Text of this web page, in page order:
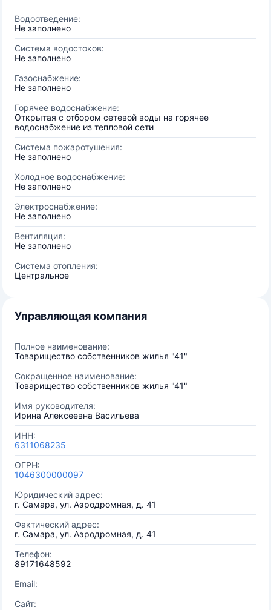
Водоотведение:
Не заполнено
Система водостоков:
Не заполнено
Газоснабжение:
Не заполнено
Горячее водоснабжение:
Открытая с отбором сетевой воды на горячее
водоснабжение из тепловой сети
Система пожаротушения:
Не заполнено
Холодное водоснабжение:
Не заполнено
Электроснабжение:
Не заполнено
Вентиляция:
Не заполнено
Система отопления:
Центральное
Управляющая компания
Полное наименование:
Товарищество собственников жилья "41"
Сокращенное наименование:
Товарищество собственников жилья "41"
Имя руководителя:
Ирина Алексеевна Васильева
ИНН:
6311068235
ОГРН:
1046300000097
Юридический адрес:
г. Самара, ул. Аэродромная, д. 41
Фактический адрес:
г. Самара, ул. Аэродромная, д. 41
Телефон:
89171648592
Email:
Сайт: